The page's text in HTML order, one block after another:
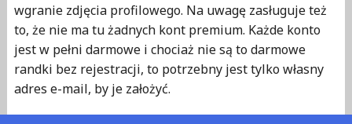
wgranie zdjęcia profilowego. Na uwagę zasługuje też
to, że nie ma tu żadnych kont premium. Każde konto
jest w pełni darmowe i chociaż nie są to darmowe
randki bez rejestracji, to potrzebny jest tylko własny
adres e-mail, by je założyć.